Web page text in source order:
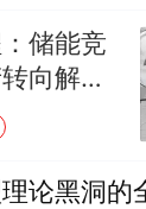
储能竞
向解决
论黑洞的